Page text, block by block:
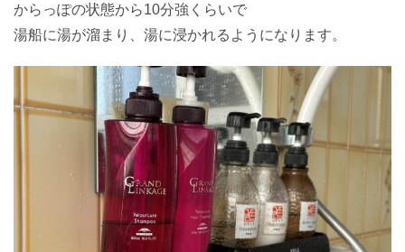
からっぽの状態から10分強くらいで
湯船に湯が溜まり、湯に浸かれるようになります。